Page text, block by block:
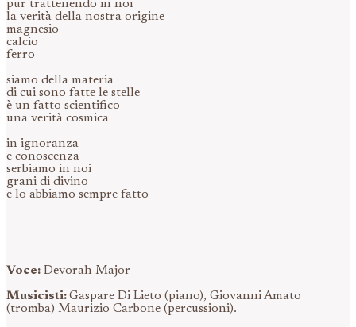
pur trattenendo in noi
la verità della nostra origine
magnesio
calcio
ferro
siamo della materia
di cui sono fatte le stelle
è un fatto scientifico
una verità cosmica
in ignoranza
e conoscenza
serbiamo in noi
grani di divino
e lo abbiamo sempre fatto
Voce: Devorah Major
Musicisti:Gaspare Di Lieto (piano), Giovanni Amato
(tromba) Maurizio Carbone (percussioni).